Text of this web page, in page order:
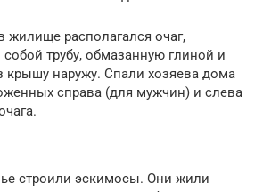
жилище располагался очаг,
трубу, обмазанную глиной и
крышу наружу. Спали хозяева дома
справа (для мужчин) и слева
строили эскимосы. Они жили